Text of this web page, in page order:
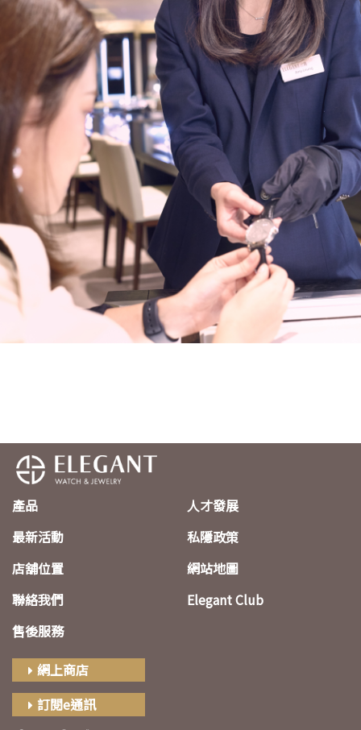
產品
最新活動
店舖位置
聯絡我們
售後服務
人才發展
私隱政策
網站地圖
Elegant Club
網上商店
訂閱e通訊